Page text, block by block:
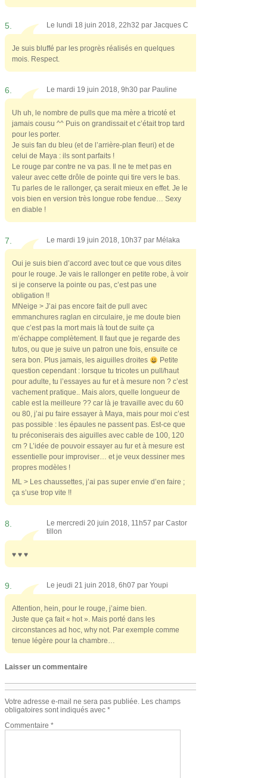
5. Le lundi 18 juin 2018, 22h32 par Jacques C
Je suis bluffé par les progrès réalisés en quelques
mois. Respect.
6. Le mardi 19 juin 2018, 9h30 par Pauline
Uh uh, le nombre de pulls que ma mère a tricoté et
jamais cousu ^^ Puis on grandissait et c’était trop tard
pour les porter.
Je suis fan du bleu (et de l’arrière-plan fleuri) et de
celui de Maya : ils sont parfaits !
Le rouge par contre ne va pas. Il ne te met pas en
valeur avec cette drôle de pointe qui tire vers le bas.
Tu parles de le rallonger, ça serait mieux en effet. Je le
vois bien en version très longue robe fendue… Sexy
en diable !
7. Le mardi 19 juin 2018, 10h37 par Mélaka
Oui je suis bien d’accord avec tout ce que vous dites
pour le rouge. Je vais le rallonger en petite robe, à voir
si je conserve la pointe ou pas, c’est pas une
obligation !!
MNeige > J’ai pas encore fait de pull avec
emmanchures raglan en circulaire, je me doute bien
que c’est pas la mort mais là tout de suite ça
m’échappe complètement. Il faut que je regarde des
tutos, ou que je suive un patron une fois, ensuite ce
sera bon. Plus jamais, les aiguilles droites
Petite
question cependant : lorsque tu tricotes un pull/haut
pour adulte, tu l’essayes au fur et à mesure non ? c’est
vachement pratique.. Mais alors, quelle longueur de
cable est la meilleure ?? car là je travaille avec du 60
ou 80, j’ai pu faire essayer à Maya, mais pour moi c’est
pas possible : les épaules ne passent pas. Est-ce que
tu préconiserais des aiguilles avec cable de 100, 120
cm ? L’idée de pouvoir essayer au fur et à mesure est
essentielle pour improviser… et je veux dessiner mes
propres modèles !
ML > Les chaussettes, j’ai pas super envie d’en faire ;
ça s’use trop vite !!
8. Le mercredi 20 juin 2018, 11h57 par Castor
tillon
♥ ♥ ♥
9. Le jeudi 21 juin 2018, 6h07 par Youpi
Attention, hein, pour le rouge, j’aime bien.
Juste que ça fait « hot ». Mais porté dans les
circonstances ad hoc, why not. Par exemple comme
tenue légère pour la chambre…
Laisser un commentaire
Votre adresse e-mail ne sera pas publiée. Les champs
obligatoires sont indiqués avec *
Commentaire *